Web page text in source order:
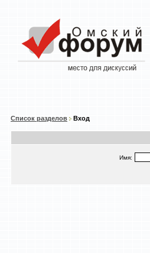
Список разделов Вход
Имя: